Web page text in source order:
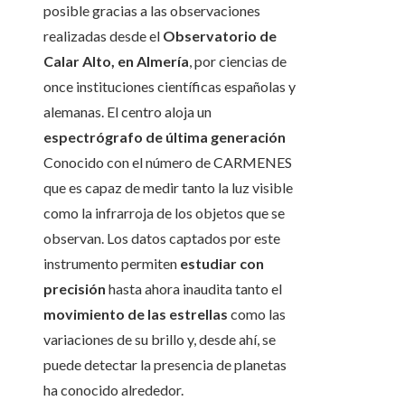
posible gracias a las observaciones
realizadas desde el Observatorio de
Calar Alto, en Almería, por ciencias de
once instituciones científicas españolas y
alemanas. El centro aloja un
espectrógrafo de última generación
Conocido con el número de CARMENES
que es capaz de medir tanto la luz visible
como la infrarroja de los objetos que se
observan. Los datos captados por este
instrumento permiten estudiar con
precisión hasta ahora inaudita tanto el
movimiento de las estrellas como las
variaciones de su brillo y, desde ahí, se
puede detectar la presencia de planetas
ha conocido alrededor.